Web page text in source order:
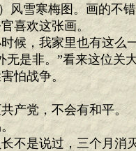
风雪寒梅图。画的不
喜欢这张画。
候，我家里也有这么
无是非。”看来这位关
怕战争。
产党，不会有和平。
不是说过，三个月消